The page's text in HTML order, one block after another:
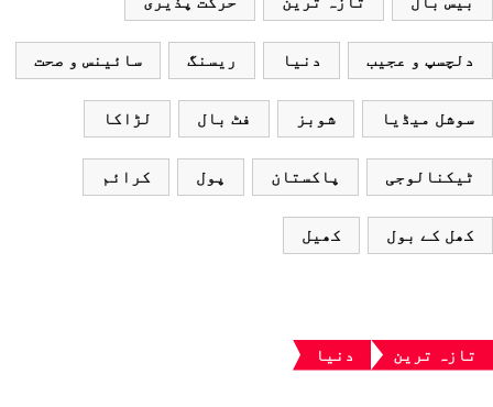
و عجیب دنیا ریسنگ سائینس و صحت
میڈیا شوبز فٹ بال لڑاکا
پاکستان پول کرائم
کے بول کھیل
ترین دنیا